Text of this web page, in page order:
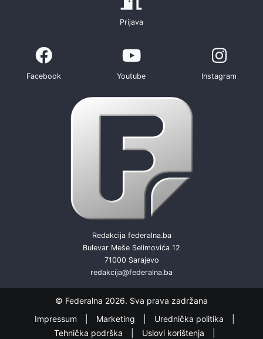
Prijava
Facebook Youtube Instagram
Redakcija federalna.ba
Bulevar Meše Selimovića 12
71000 Sarajevo
redakcija@federalna.ba
© Federalna 2026. Sva prava zadržana
Impressum
Marketing
Urednička politika
Tehnička podrška
Uslovi korištenja